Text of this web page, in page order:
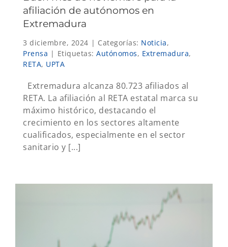
afiliación de autónomos en
Extremadura
3 diciembre, 2024 | Categorías: Noticia,
Prensa | Etiquetas: Autónomos, Extremadura,
RETA, UPTA
Extremadura alcanza 80.723 afiliados al
RETA. La afiliación al RETA estatal marca su
máximo histórico, destacando el
crecimiento en los sectores altamente
cualificados, especialmente en el sector
sanitario y [...]